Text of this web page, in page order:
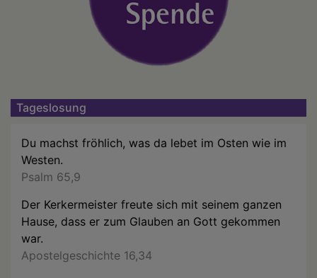
Tageslosung
Du machst fröhlich, was da lebet im Osten wie im
Westen.
Psalm 65,9
Der Kerkermeister freute sich mit seinem ganzen
Hause, dass er zum Glauben an Gott gekommen
war.
Apostelgeschichte 16,34